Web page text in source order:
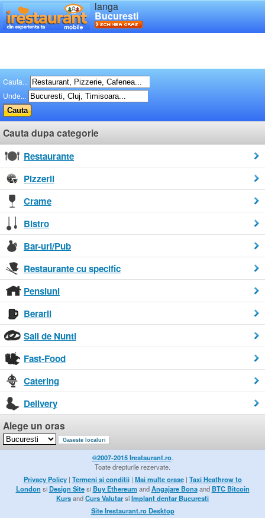
langa
Bucuresti
Cauta...
Unde...
Cauta dupa categorie
Restaurante
Pizzerii
Crame
Bistro
Bar-uri/Pub
Restaurante cu specific
Pensiuni
Berarii
Sali de Nunti
Fast-Food
Catering
Delivery
Alege un oras
©2007-2015 Irestaurant.ro.
Toate drepturile rezervate.
Privacy Policy| Termeni si conditii| Mai multe orase| Taxi Heathrow to
London siDesign Sitesi Buy EthereumandAngajare Bonaand BTC Bitcoin
KursandCurs ValutarsiImplant dentar Bucuresti
Site Irestaurant.ro Desktop